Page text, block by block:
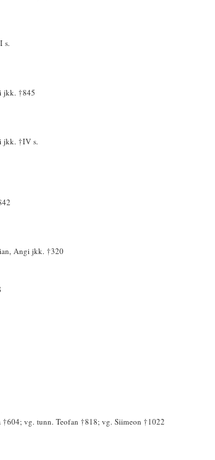
s.
jkk. †845
jkk. †IV s.
Angi jkk. †320
vg. tunn. Teofan †818; vg. Siimeon †1022